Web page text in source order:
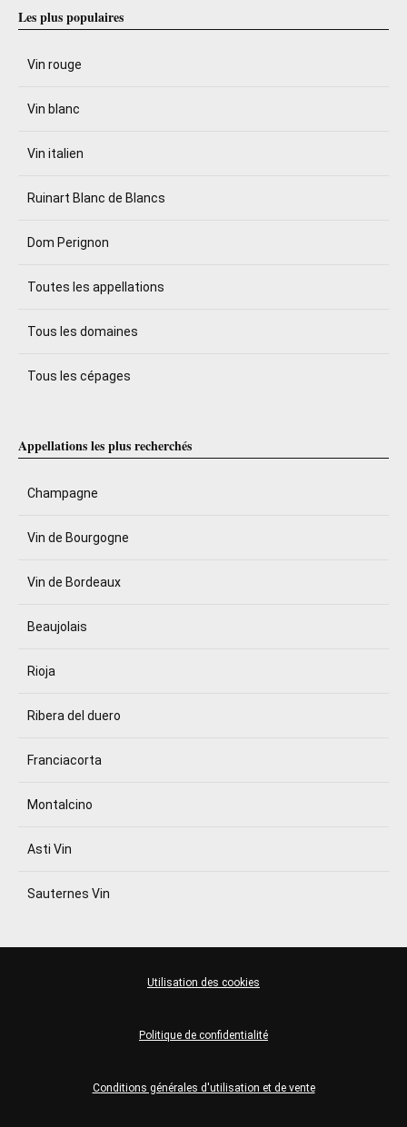
Les plus populaires
Vin rouge
Vin blanc
Vin italien
Ruinart Blanc de Blancs
Dom Perignon
Toutes les appellations
Tous les domaines
Tous les cépages
Appellations les plus recherchés
Champagne
Vin de Bourgogne
Vin de Bordeaux
Beaujolais
Rioja
Ribera del duero
Franciacorta
Montalcino
Asti Vin
Sauternes Vin
Conditions générales d'utilisation et de vente
Politique de confidentialité
Utilisation des cookies